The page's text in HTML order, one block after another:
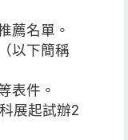
薦名單。
以下簡稱
表件。
展起試辦2